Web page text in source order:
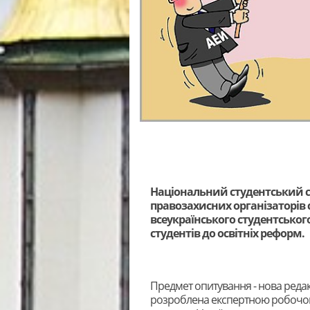
Національний студентський
правозахисних
всеукраїнського
студентів до освітніх реформ.
Предмет опитування - нова
розроблена експертною